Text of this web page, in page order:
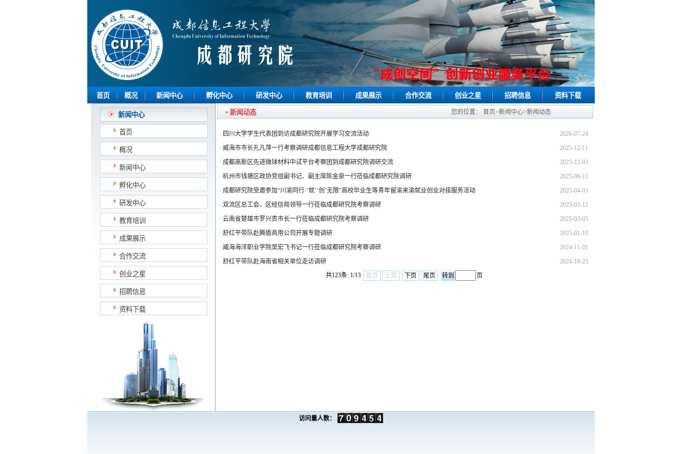
首页 概况 新闻中心 孵化中心 研发中心 教育培训 成果展示 合作交流 创业之星 招聘信息 资料下载
新闻中心
首页
概况
新闻中心
孵化中心
研发中心
教育培训
成果展示
合作交流
创业之星
招聘信息
资料下载
新闻动态 您的位置： 首页>新闻中心>新闻动态
· 四川大学学生代表团到访成都研究院开展学习交流活动
2026-07-24
· 威海市市长孔凡萍一行考察调研成都信息工程大学成都研究院
2025-12-11
· 成都高新区先进微球材料中试平台考察团到成都研究院调研交流
2025-12-03
· 杭州市钱塘区政协党组副书记、副主席陈金泉一行莅临成都研究院调研
2025-08-15
· 成都研究院受邀参加“川渝同行·‘就’‘创’无限”高校毕业生等青年留渝来渝就业创业对接服务活动
2025-04-03
· 双流区总工会、区经信局领导一行莅临成都研究院考察调研
2025-03-12
· 云南省楚雄市罗兴贵市长一行莅临成都研究院考察调研
2025-03-05
· 舒红平带队赴腾盾商用公司开展专题调研
2025-01-10
· 威海海洋职业学院吴宏飞书记一行莅临成都研究院考察调研
2024-11-01
· 舒红平带队赴海南省相关单位走访调研
2024-10-25
共123条 1/13
首页 上页 下页 尾页 页
访问量人数：